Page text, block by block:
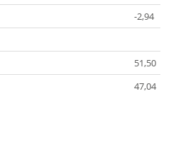
-2,94
51,50
47,04